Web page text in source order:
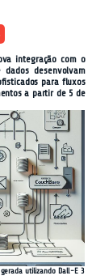
integração com o
dados desenvolvam
para fluxos
a partir de 5 de
utilizando Dall-E 3